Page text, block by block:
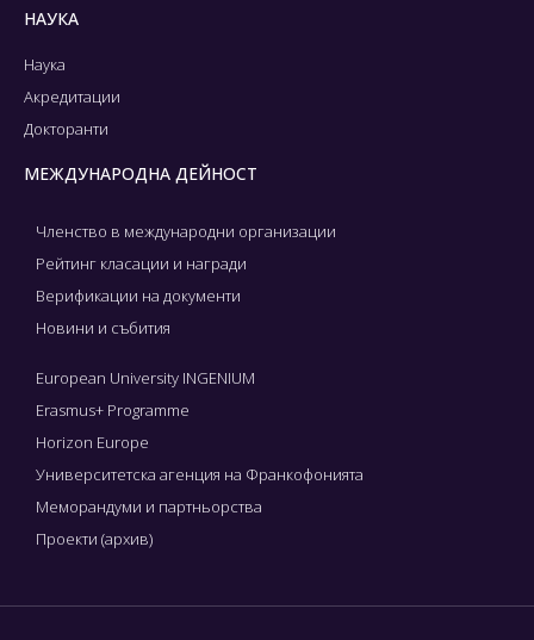
НАУКА
Наука
Акредитации
Докторанти
МЕЖДУНАРОДНА ДЕЙНОСТ
Членство в международни организации
Рейтинг класации и награди
Верификации на документи
Новини и събития
European University INGENIUM
Erasmus+ Programme
Horizon Europe
Университетска агенция на Франкофонията
Меморандуми и партньорства
Проекти (архив)